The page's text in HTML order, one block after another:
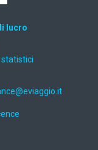
lucro
statistici